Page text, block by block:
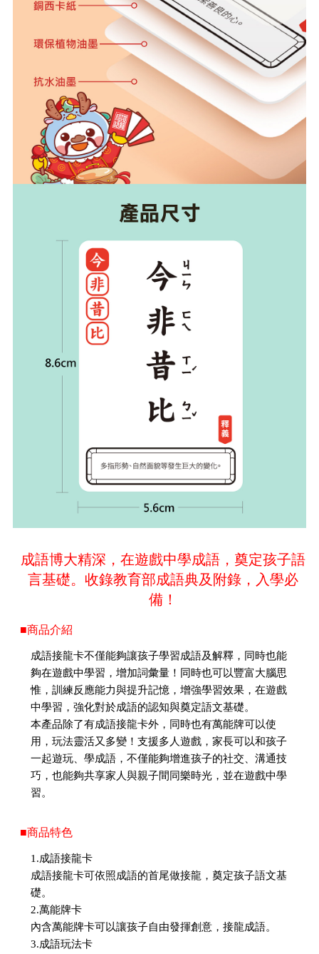
成語博大精深，在遊戲中學成語，奠定孩子語
言基礎。收錄教育部成語典及附錄，入學必
備！
■商品介紹
成語接龍卡不僅能夠讓孩子學習成語及解釋，同時也能
夠在遊戲中學習，增加詞彙量！同時也可以豐富大腦思
惟，訓練反應能力與提升記憶，增強學習效果，在遊戲
中學習，強化對於成語的認知與奠定語文基礎。
本產品除了有成語接龍卡外，同時也有萬能牌可以使
用，玩法靈活又多變！支援多人遊戲，家長可以和孩子
一起遊玩、學成語，不僅能夠增進孩子的社交、溝通技
巧，也能夠共享家人與親子間同樂時光，並在遊戲中學
習。
■商品特色
1.成語接龍卡
成語接龍卡可依照成語的首尾做接龍，奠定孩子語文基
礎。
2.萬能牌卡
內含萬能牌卡可以讓孩子自由發揮創意，接龍成語。
3.成語玩法卡